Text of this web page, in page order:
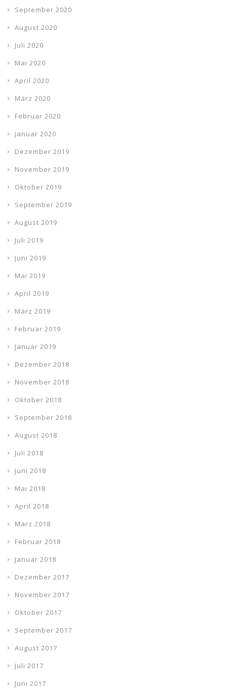
September 2020
August 2020
Juli 2020
Mai 2020
April 2020
März 2020
Februar 2020
Januar 2020
Dezember 2019
November 2019
Oktober 2019
September 2019
August 2019
Juli 2019
Juni 2019
Mai 2019
April 2019
März 2019
Februar 2019
Januar 2019
Dezember 2018
November 2018
Oktober 2018
September 2018
August 2018
Juli 2018
Juni 2018
Mai 2018
April 2018
März 2018
Februar 2018
Januar 2018
Dezember 2017
November 2017
Oktober 2017
September 2017
August 2017
Juli 2017
Juni 2017